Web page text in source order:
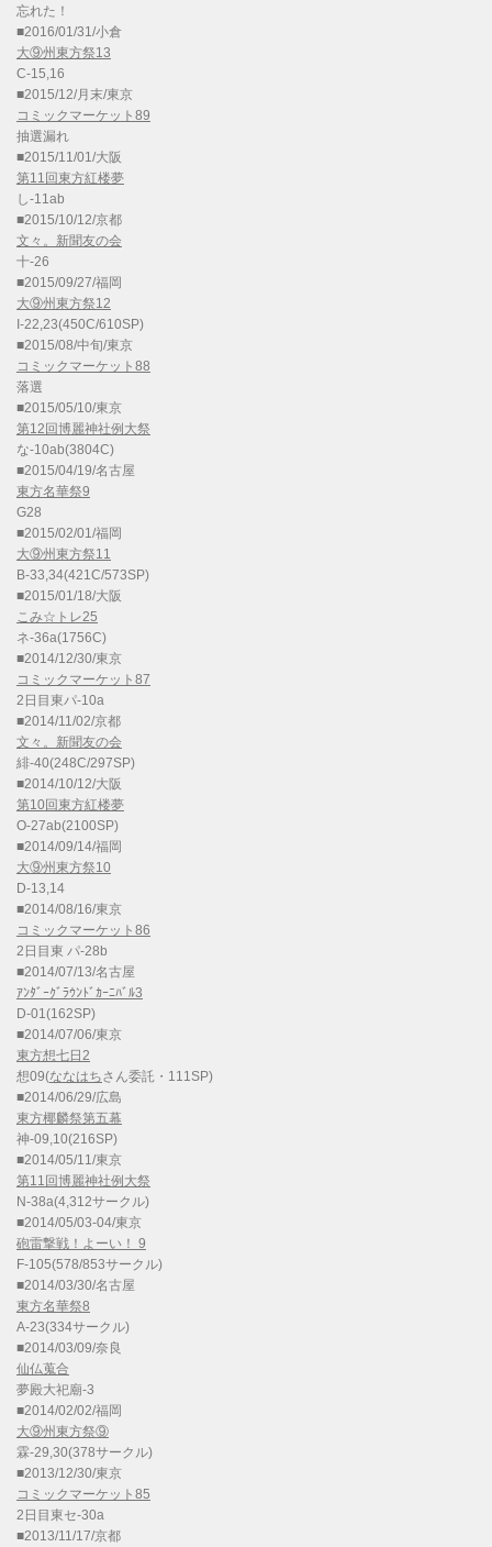
忘れた！
■2016/01/31/小倉
大⑨州東方祭13
C-15,16
■2015/12/月末/東京
コミックマーケット89
抽選漏れ
■2015/11/01/大阪
第11回東方紅楼夢
し-11ab
■2015/10/12/京都
文々。新聞友の会
十-26
■2015/09/27/福岡
大⑨州東方祭12
I-22,23(450C/610SP)
■2015/08/中旬/東京
コミックマーケット88
落選
■2015/05/10/東京
第12回博麗神社例大祭
な-10ab(3804C)
■2015/04/19/名古屋
東方名華祭9
G28
■2015/02/01/福岡
大⑨州東方祭11
B-33,34(421C/573SP)
■2015/01/18/大阪
こみ☆トレ25
ネ-36a(1756C)
■2014/12/30/東京
コミックマーケット87
2日目東パ-10a
■2014/11/02/京都
文々。新聞友の会
緋-40(248C/297SP)
■2014/10/12/大阪
第10回東方紅楼夢
O-27ab(2100SP)
■2014/09/14/福岡
大⑨州東方祭10
D-13,14
■2014/08/16/東京
コミックマーケット86
2日目東 パ-28b
■2014/07/13/名古屋
ｱﾝﾀﾞｰｸﾞﾗｳﾝﾄﾞｶｰﾆﾊﾞﾙ3
D-01(162SP)
■2014/07/06/東京
東方想七日2
想09(ななはちさん委託・111SP)
■2014/06/29/広島
東方椰麟祭第五幕
神-09,10(216SP)
■2014/05/11/東京
第11回博麗神社例大祭
N-38a(4,312サークル)
■2014/05/03-04/東京
砲雷撃戦！よーい！ 9
F-105(578/853サークル)
■2014/03/30/名古屋
東方名華祭8
A-23(334サークル)
■2014/03/09/奈良
仙仏蒐合
夢殿大祀廟-3
■2014/02/02/福岡
大⑨州東方祭⑨
霖-29,30(378サークル)
■2013/12/30/東京
コミックマーケット85
2日目東セ-30a
■2013/11/17/京都